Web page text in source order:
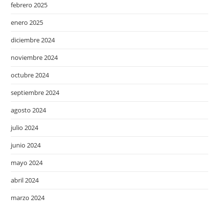
febrero 2025
enero 2025
diciembre 2024
noviembre 2024
octubre 2024
septiembre 2024
agosto 2024
julio 2024
junio 2024
mayo 2024
abril 2024
marzo 2024